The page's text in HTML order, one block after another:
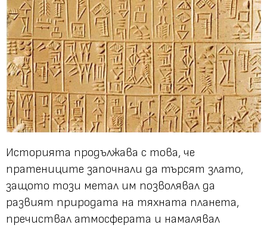
Историята продължава с това, че
пратениците започнали да търсят злато,
защото този метал им позволявал да
развият природата на тяхната планета,
пречиствал атмосферата и намалявал